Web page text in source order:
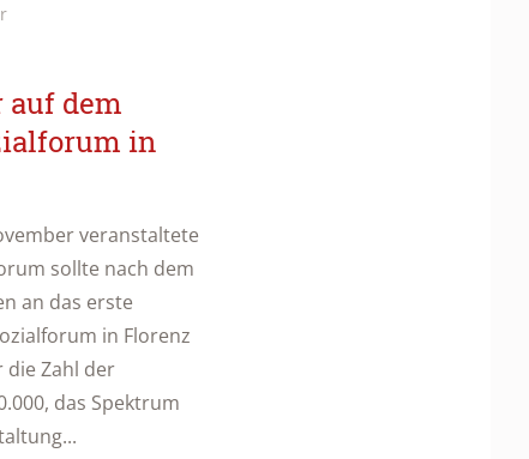
dem
in
veranstaltete
sollte nach dem
an das erste
in Florenz
die Zahl der
das Spektrum